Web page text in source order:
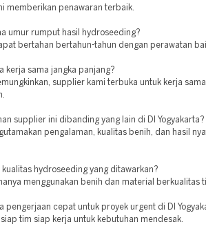
memberikan penawaran terbaik.
umur rumput hasil hydroseeding?
bertahan bertahun-tahun dengan perawatan
kerja sama jangka panjang?
supplier kami terbuka untuk kerja sama
supplier ini dibanding yang lain di DI Yogyakarta?
pengalaman, kualitas benih, dan hasil
kualitas hydroseeding yang ditawarkan?
menggunakan benih dan material berkualitas
pengerjaan cepat untuk proyek urgent di DI
siap tim siap kerja untuk kebutuhan mendesak.